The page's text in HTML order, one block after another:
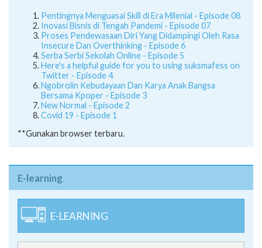
Pentingnya Menguasai Skill di Era Milenial - Episode 08
Inovasi Bisnis di Tengah Pandemi - Episode 07
Proses Pendewasaan Diri Yang Didampingi Oleh Rasa
Insecure Dan Overthinking - Episode 6
Serba Serbi Sekolah Online - Episode 5
Here's a helpful guide for you to using suksmafess on
Twitter - Episode 4
Ngobrolin Kebudayaan Dan Karya Anak Bangsa
Bersama Kpoper - Episode 3
New Normal - Episode 2
Covid 19 - Episode 1
**Gunakan browser terbaru.
E-learning
E-LEARNING